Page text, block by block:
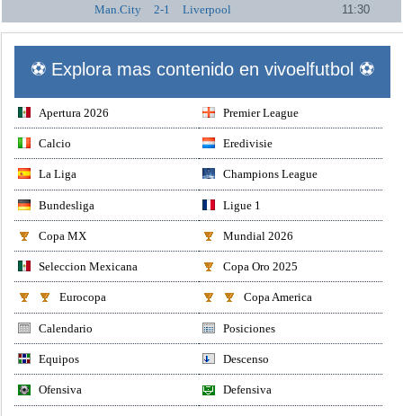
Man.City
2-1 Liverpool 11:30
⚽ Explora mas contenido en vivoelfutbol ⚽
Apertura 2026 Premier League
Calcio Eredivisie
La Liga Champions League
Bundesliga Ligue 1
Copa MX Mundial 2026
Seleccion Mexicana Copa Oro 2025
Eurocopa Copa America
Calendario Posiciones
Equipos Descenso
Ofensiva Defensiva